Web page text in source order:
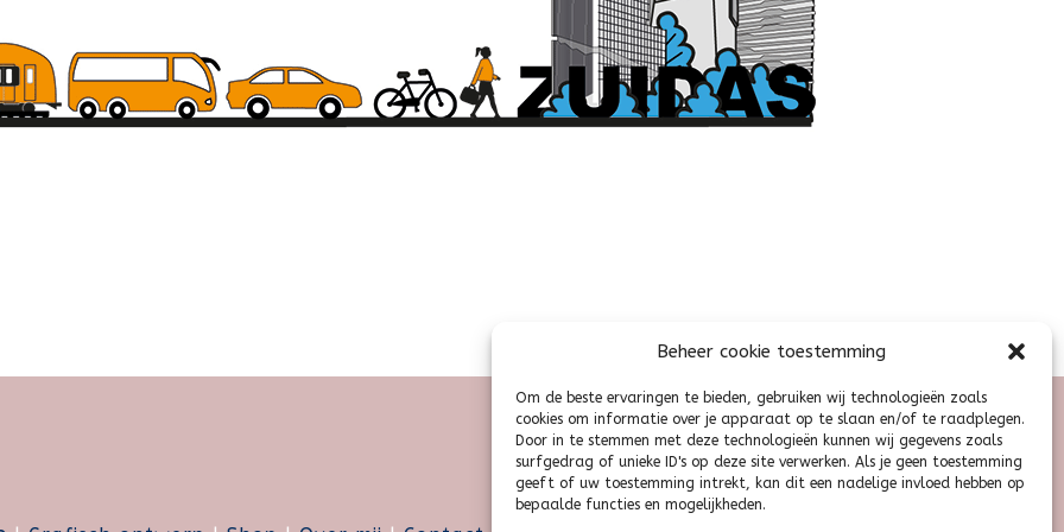
Beheer cookie toestemming
Om de beste ervaringen te bieden, gebruiken wij technologieën zoals
cookies om informatie over je apparaat op te slaan en/of te raadplegen.
Door in te stemmen met deze technologieën kunnen wij gegevens zoals
surfgedrag of unieke ID's op deze site verwerken. Als je geen toestemming
geeft of uw toestemming intrekt, kan dit een nadelige invloed hebben op
bepaalde functies en mogelijkheden.
Privacy Policy
Algemene Voorwaarden